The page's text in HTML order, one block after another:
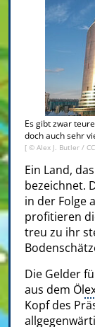
Es gibt zwar
doch auch sehr
[ © Alex J. Butler /
Ein Land,
bezeichnet.
in der Folge
profitieren
treu zu ihr
Die Gelder
aus dem Öl
Kopf des